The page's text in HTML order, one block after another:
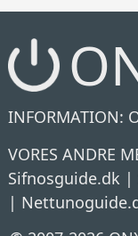
INFORMATION:
VORES ANDRE
Sifnosguide.dk |
|